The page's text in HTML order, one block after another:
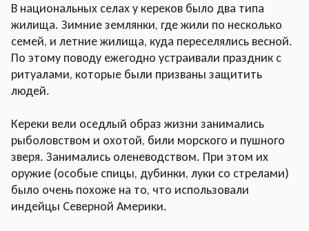
В национальных селах у кереков было два типа
жилища. Зимние землянки, где жили по несколько
семей, и летние жилища, куда переселялись весной.
По этому поводу ежегодно устраивали праздник с
ритуалами, которые были призваны защитить
людей.
Кереки вели оседлый образ жизни занимались
рыболовством и охотой, били морского и пушного
зверя. Занимались оленеводством. При этом их
оружие (особые спицы, дубинки, луки со стрелами)
было очень похоже на то, что использовали
индейцы Северной Америки.